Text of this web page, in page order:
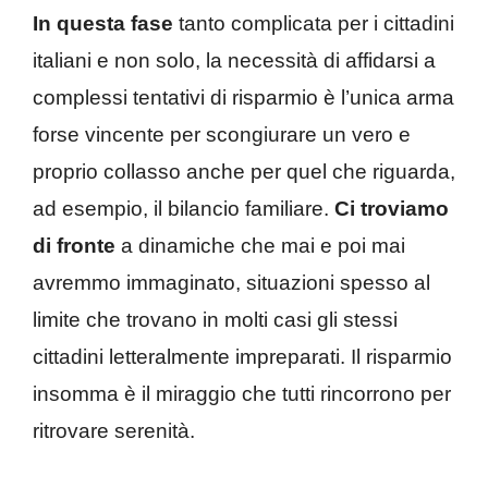
In questa fase tanto complicata per i cittadini
italiani e non solo, la necessità di affidarsi a
complessi tentativi di risparmio è l’unica arma
forse vincente per scongiurare un vero e
proprio collasso anche per quel che riguarda,
ad esempio, il bilancio familiare. Ci troviamo
di fronte a dinamiche che mai e poi mai
avremmo immaginato, situazioni spesso al
limite che trovano in molti casi gli stessi
cittadini letteralmente impreparati. Il risparmio
insomma è il miraggio che tutti rincorrono per
ritrovare serenità.